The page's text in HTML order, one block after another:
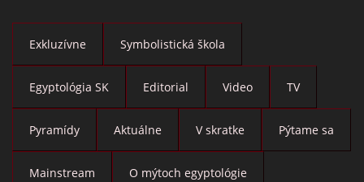
Exkluzívne Symbolistická škola
Egyptológia SK Editorial Video TV
Pyramídy Aktuálne V skratke Pýtame sa
Mainstream O mýtoch egyptológie